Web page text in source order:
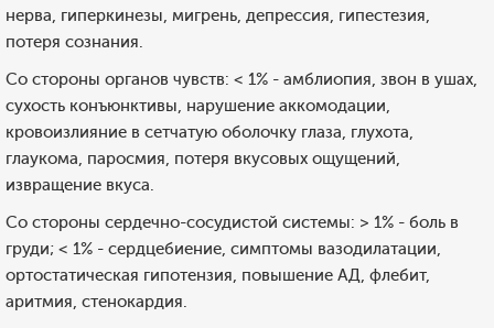
нерва, гиперкинезы, мигрень, депрессия, гипестезия,
потеря сознания.
Со стороны органов чувств: < 1% - амблиопия, звон в ушах,
сухость конъюнктивы, нарушение аккомодации,
кровоизлияние в сетчатую оболочку глаза, глухота,
глаукома, паросмия, потеря вкусовых ощущений,
извращение вкуса.
Со стороны сердечно-сосудистой системы: > 1% - боль в
груди; < 1% - сердцебиение, симптомы вазодилатации,
ортостатическая гипотензия, повышение АД, флебит,
аритмия, стенокардия.